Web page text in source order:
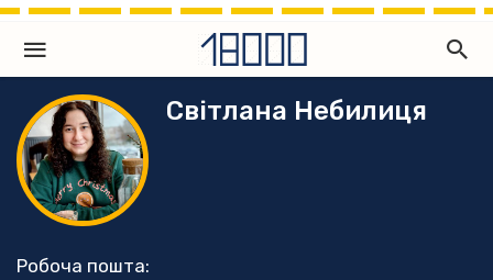
Світлана Небилиця
Робоча пошта: